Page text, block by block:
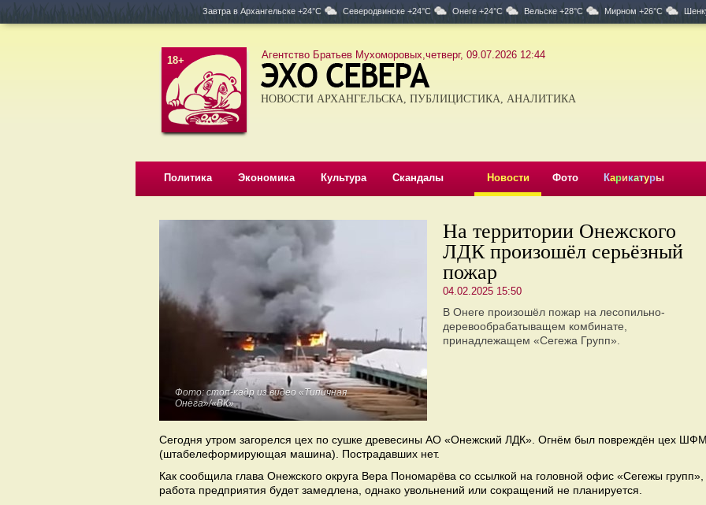
Завтра в Архангельске +24°C Северодвинске +24°C Онеге +24°C Вельске +28°C Мирном +26°C
18+ Агентство Братьев Мухоморовых,четверг, 09.07.2026 12:44
НОВОСТИ АРХАНГЕЛЬСКА, ПУБЛИЦИСТИКА, АНАЛИТИКА
Политика Экономика Культура Скандалы Новости Фото Карикатуры
Фото: стоп-кадр из видео «Типичная
Онега»/«ВК».
На территории Онежского
ЛДК произошёл серьёзный
пожар
04.02.2025 15:50
В Онеге произошёл пожар на лесопильно-
деревообрабатыващем комбинате,
принадлежащем «Сегежа Групп».
Сегодня утром загорелся цех по сушке древесины АО «Онежский ЛДК». Огнём был повреждён цех
(штабелеформирующая машина). Пострадавших нет.
Как сообщила глава Онежского округа Вера Пономарёва со ссылкой на головной офис «Сегежы групп»,
работа предприятия будет замедлена, однако увольнений или сокращений не планируется.